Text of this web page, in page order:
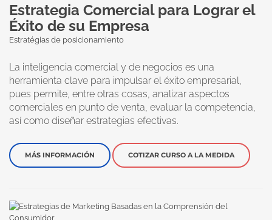
Estrategia Comercial para Lograr el
Éxito de su Empresa
Estratégias de posicionamiento
La inteligencia comercial y de negocios es una
herramienta clave para impulsar el éxito empresarial,
pues permite, entre otras cosas, analizar aspectos
comerciales en punto de venta, evaluar la competencia,
así como diseñar estrategias efectivas.
MÁS INFORMACIÓN COTIZAR CURSO A LA MEDIDA